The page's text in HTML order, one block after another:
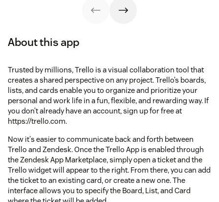
About this app
Trusted by millions, Trello is a visual collaboration tool that
creates a shared perspective on any project. Trello’s boards,
lists, and cards enable you to organize and prioritize your
personal and work life in a fun, flexible, and rewarding way. If
you don’t already have an account, sign up for free at
https://trello.com.
Now it's easier to communicate back and forth between
Trello and Zendesk. Once the Trello App is enabled through
the Zendesk App Marketplace, simply open a ticket and the
Trello widget will appear to the right. From there, you can add
the ticket to an existing card, or create a new one. The
interface allows you to specify the Board, List, and Card